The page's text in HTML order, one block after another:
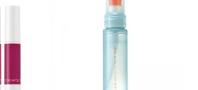
み
ー粉
悪さに対応した色設計で、白浮きせ
ずパッと明るい印象を叶えます。こ
れ1本で、日中美容クリーム・日焼
け止め・化粧下地・カラーコントロ
ール・コンシーラー・パウダー・フ
ァンデーションの7役を兼ねる多機